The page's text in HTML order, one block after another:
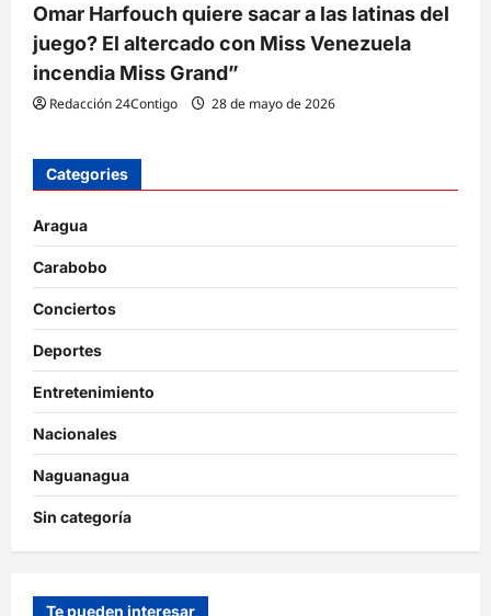
Omar Harfouch quiere sacar a las latinas del
juego? El altercado con Miss Venezuela
incendia Miss Grand”
Redacción 24Contigo 28 de mayo de 2026
Categories
Aragua
Carabobo
Conciertos
Deportes
Entretenimiento
Nacionales
Naguanagua
Sin categoría
Te pueden interesar